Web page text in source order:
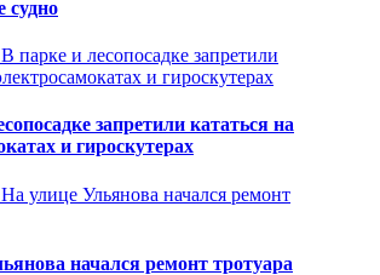
судно
запретили кататься на
и гироскутерах
начался ремонт тротуара